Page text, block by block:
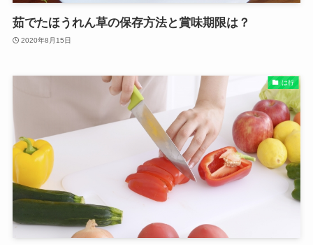
茹でたほうれん草の保存方法と賞味期限は？
2020年8月15日
は行